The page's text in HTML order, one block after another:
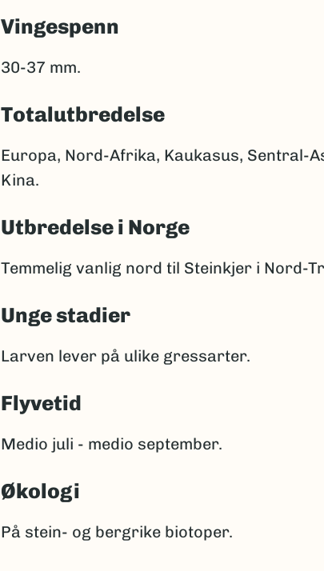
Vingespenn
30-37 mm.
Totalutbredelse
Europa, Nord-Afrika, Kaukasus, Sentral-
Kina.
Utbredelse i Norge
Temmelig vanlig nord til Steinkjer i Nord-
Unge stadier
Larven lever på ulike gressarter.
Flyvetid
Medio juli - medio september.
Økologi
På stein- og bergrike biotoper.